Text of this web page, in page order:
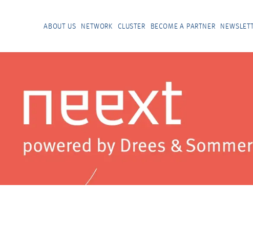
ABOUT US NETWORK CLUSTER BECOME A PARTNER